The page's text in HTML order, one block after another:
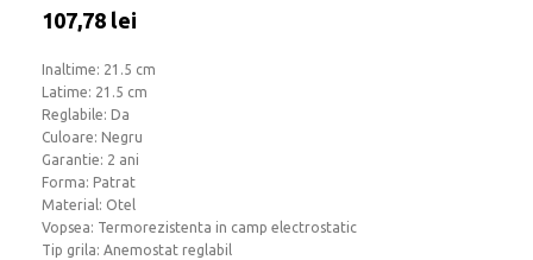
107,78 lei
Inaltime: 21.5 cm
Latime: 21.5 cm
Reglabile: Da
Culoare: Negru
Garantie: 2 ani
Forma: Patrat
Material: Otel
Vopsea: Termorezistenta in camp electrostatic
Tip grila: Anemostat reglabil